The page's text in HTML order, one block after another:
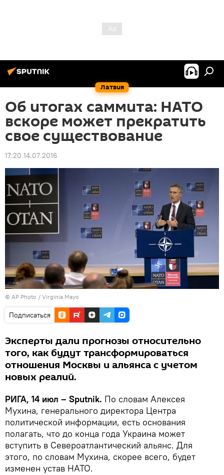
Латвия
Об итогах саммита: НАТО
вскоре может прекратить
свое существование
17:20 14.07.2016
© AP Photo / Virginia Mayo
Подписаться
Эксперты дали прогнозы относительно
того, как будут трансформироваться
отношения Москвы и альянса с учетом
новых реалий.
РИГА, 14 июл – Sputnik. По словам Алексея
Мухина, генерального директора Центра
политической информации, есть основания
полагать, что до конца года Украина может
вступить в Североатлантический альянс. Для
этого, по словам Мухина, скорее всего, будет
изменен устав НАТО.